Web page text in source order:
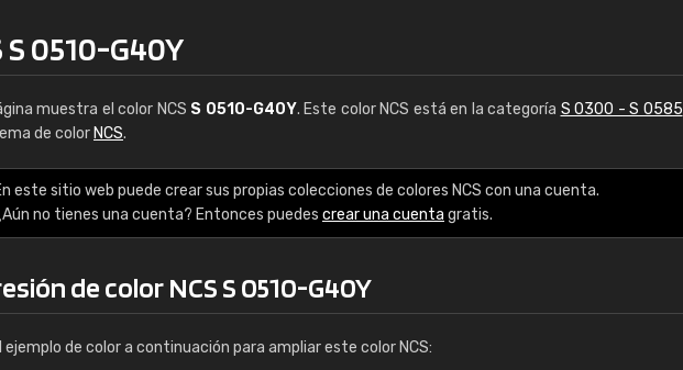
S 0510-G40Y
muestra el color NCS S 0510-G40Y. Este color NCS está en la categoría S 0300 - S 0585
de color NCS.
este sitio web puede crear sus propias colecciones de colores NCS con una cuenta.
no tienes una cuenta? Entonces puedes crear una cuenta gratis.
de color NCS S 0510-G40Y
ejemplo de color a continuación para ampliar este color NCS: